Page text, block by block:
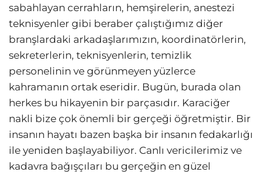
sabahlayan cerrahların, hemşirelerin, anestezi
teknisyenler gibi beraber çalıştığımız diğer
branşlardaki arkadaşlarımızın, koordinatörlerin,
sekreterlerin, teknisyenlerin, temizlik
personelinin ve görünmeyen yüzlerce
kahramanın ortak eseridir. Bugün, burada olan
herkes bu hikayenin bir parçasıdır. Karaciğer
nakli bize çok önemli bir gerçeği öğretmiştir. Bir
insanın hayatı bazen başka bir insanın fedakarlığı
ile yeniden başlayabiliyor. Canlı vericilerimiz ve
kadavra bağışçıları bu gerçeğin en güzel